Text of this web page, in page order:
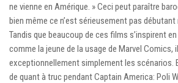
ne vienne en Amérique. » Ceci peut paraître
bien même ce n’est sérieusement pas débutant
Tandis que beaucoup de ces films s’inspirent
comme la jeune de la usage de Marvel Comics,
exceptionnellement simplement les scénarios.
de quant à truc pendant Captain America: Poli